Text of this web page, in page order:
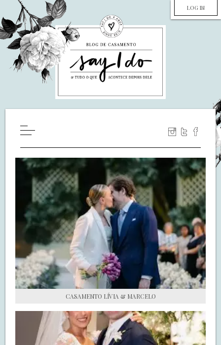
LOG IN
WILL YOU MARRY ME?
LUA DE MEL
COZINHA
DECORAÇÃO
DE NOIVA PRA NOIVA
S.O.S CASADAS
FALE COM O SAY I DO
CASAMENTO LÍVIA & MARCELO